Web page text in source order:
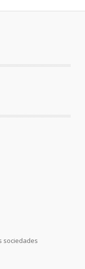
sociedades